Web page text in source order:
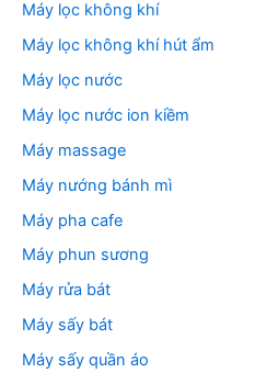
Máy lọc không khí
Máy lọc không khí hút ẩm
Máy lọc nước
Máy lọc nước ion kiềm
Máy massage
Máy nướng bánh mì
Máy pha cafe
Máy phun sương
Máy rửa bát
Máy sấy bát
Máy sấy quần áo